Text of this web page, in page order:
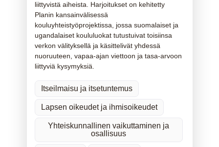
liittyvistä aiheista. Harjoitukset on kehitetty
Planin kansainvälisessä
kouluyhteistyöprojektissa, jossa suomalaiset ja
ugandalaiset koululuokat tutustuivat toisiinsa
verkon välityksellä ja käsittelivät yhdessä
nuoruuteen, vapaa-ajan viettoon ja tasa-arvoon
liittyviä kysymyksiä.
Itseilmaisu ja itsetuntemus
Lapsen oikeudet ja ihmisoikeudet
Yhteiskunnallinen vaikuttaminen ja
osallisuus